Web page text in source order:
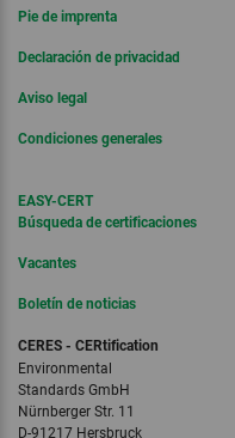
Pie de imprenta
Declaración de privacidad
Aviso legal
Condiciones generales
EASY-CERT
Búsqueda de certificaciones
Vacantes
Boletín de noticias
CERES - CERtification
Environmental
Standards GmbH
Nürnberger Str. 11
D-91217 Hersbruck